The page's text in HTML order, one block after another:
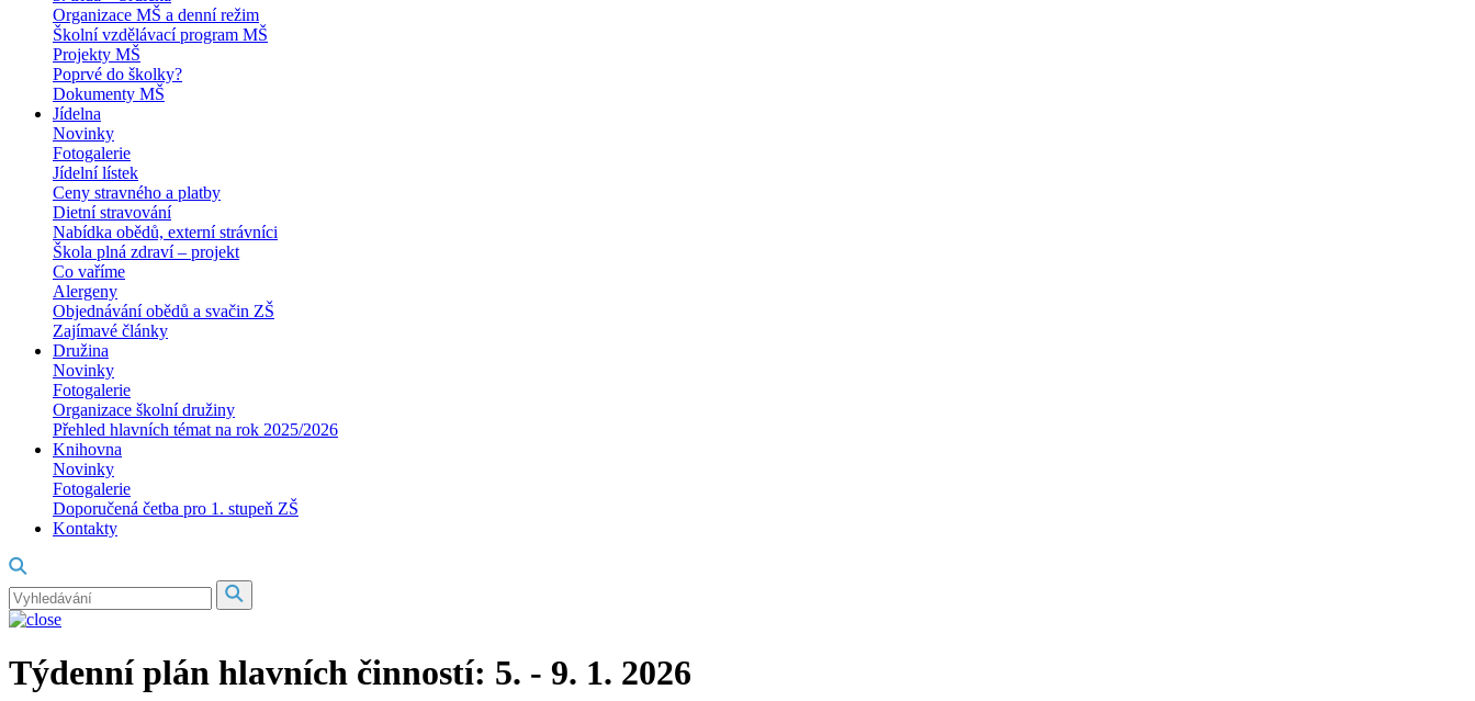
Organizace MŠ a denní režim
Školní vzdělávací program MŠ
Projekty MŠ
Poprvé do školky?
Dokumenty MŠ
Jídelna
Novinky
Fotogalerie
Jídelní lístek
Ceny stravného a platby
Dietní stravování
Nabídka obědů, externí strávníci
Škola plná zdraví – projekt
Co vaříme
Alergeny
Objednávání obědů a svačin ZŠ
Zajímavé články
Družina
Novinky
Fotogalerie
Organizace školní družiny
Přehled hlavních témat na rok 2025/2026
Knihovna
Novinky
Fotogalerie
Doporučená četba pro 1. stupeň ZŠ
Kontakty
Týdenní plán hlavních činností: 5. - 9. 1. 2026